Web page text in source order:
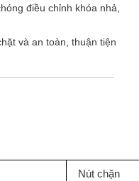
điều chỉnh khóa nhả,
và an toàn, thuận tiện
Nút chặn